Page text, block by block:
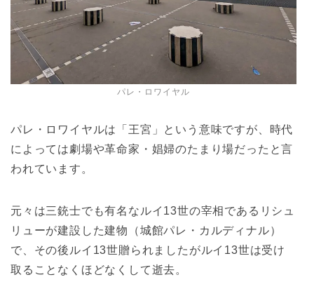
パレ・ロワイヤル
パレ・ロワイヤルは「王宮」という意味ですが、時代
によっては劇場や革命家・娼婦のたまり場だったと言
われています。
元々は三銃士でも有名なルイ13世の宰相であるリシュ
リューが建設した建物（城館パレ・カルディナル）
で、その後ルイ13世贈られましたがルイ13世は受け
取ることなくほどなくして逝去。